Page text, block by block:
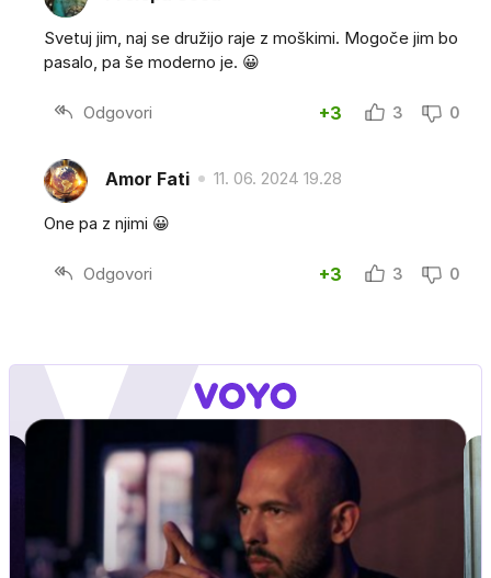
Svetuj jim, naj se družijo raje z moškimi. Mogoče jim bo
pasalo, pa še moderno je. 😀
Odgovori +3 3 0
Amor Fati 11. 06. 2024 19.28
One pa z njimi 😀
Odgovori +3 3 0